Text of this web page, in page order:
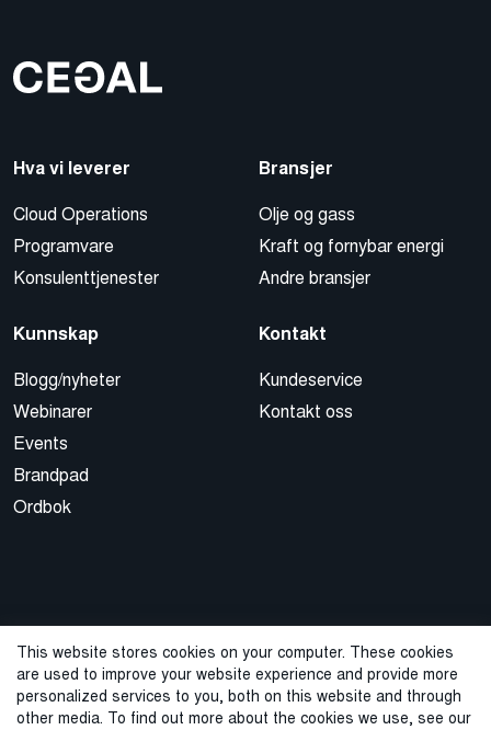
This website stores cookies on your computer. These cookies
are used to improve your website experience and provide more
personalized services to you, both on this website and through
other media. To find out more about the cookies we use, see our
Hva vi leverer
Cloud Operations
Programvare
Konsulenttjenester
Bransjer
Olje og gass
Kraft og fornybar energi
Andre bransjer
Kunnskap
Blogg/nyheter
Webinarer
Events
Brandpad
Ordbok
Kontakt
Kundeservice
Kontakt oss
© 2026 Cegal